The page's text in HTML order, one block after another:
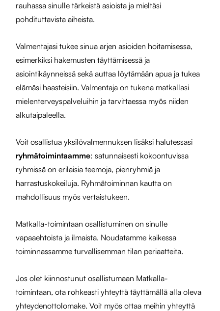
rauhassa sinulle tärkeistä asioista ja mieltäsi
pohdituttavista aiheista.
Valmentajasi tukee sinua arjen asioiden hoitamisessa,
esimerkiksi hakemusten täyttämisessä ja
asiointikäynneissä sekä auttaa löytämään apua ja tukea
elämäsi haasteisiin. Valmentaja on tukena matkallasi
mielenterveyspalveluihin ja tarvittaessa myös niiden
alkutaipaleella.
Voit osallistua yksilövalmennuksen lisäksi halutessasi
ryhmätoimintaamme: satunnaisesti kokoontuvissa
ryhmissä on erilaisia teemoja, pienryhmiä ja
harrastuskokeiluja. Ryhmätoiminnan kautta on
mahdollisuus myös vertaistukeen.
Matkalla-toimintaan osallistuminen on sinulle
vapaaehtoista ja ilmaista. Noudatamme kaikessa
toiminnassamme turvallisemman tilan periaatteita.
Jos olet kiinnostunut osallistumaan Matkalla-
toimintaan, ota rohkeasti yhteyttä täyttämällä alla oleva
yhteydenottolomake. Voit myös ottaa meihin yhteyttä